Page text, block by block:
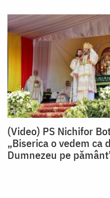
(Video) PS Nichifor
„Biserica o vedem ca
Dumnezeu pe